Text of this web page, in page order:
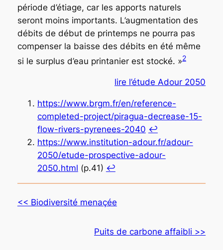
période d’étiage, car les apports naturels
seront moins importants. L’augmentation des
débits de début de printemps ne pourra pas
compenser la baisse des débits en été même
si le surplus d’eau printanier est stocké. »2
lire l’étude Adour 2050
https://www.brgm.fr/en/reference-
completed-project/piragua-decrease-15-
flow-rivers-pyrenees-2040 ↩︎
https://www.institution-adour.fr/adour-
2050/etude-prospective-adour-
2050.html (p.41) ↩︎
<< Biodiversité menaçée
Puits de carbone affaibli >>